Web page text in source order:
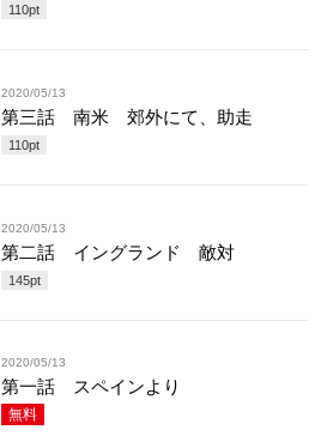
110pt
2020/05/13
第三話 南米 郊外にて、助走
110pt
2020/05/13
第二話 イングランド 敵対
145pt
2020/05/13
第一話 スペインより
無料